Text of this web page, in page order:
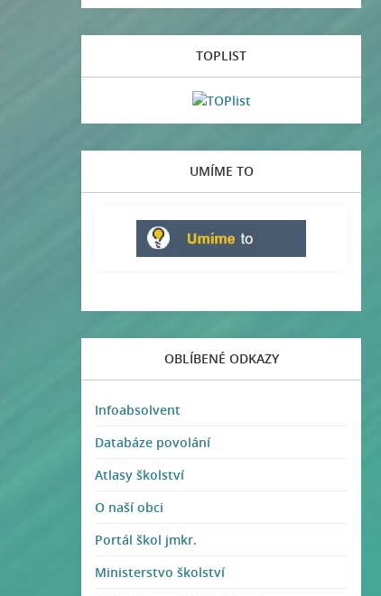
TOPLIST
UMÍME TO
OBLÍBENÉ ODKAZY
Infoabsolvent
Databáze povolání
Atlasy školství
O naší obci
Portál škol jmkr.
Ministerstvo školství